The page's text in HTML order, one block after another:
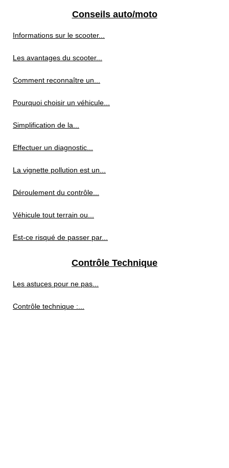
Conseils auto/moto
Informations sur le scooter...
Les avantages du scooter...
Comment reconnaître un...
Pourquoi choisir un véhicule...
Simplification de la...
Effectuer un diagnostic...
La vignette pollution est un...
Déroulement du contrôle...
Véhicule tout terrain ou...
Est-ce risqué de passer par...
Contrôle Technique
Les astuces pour ne pas...
Contrôle technique :...